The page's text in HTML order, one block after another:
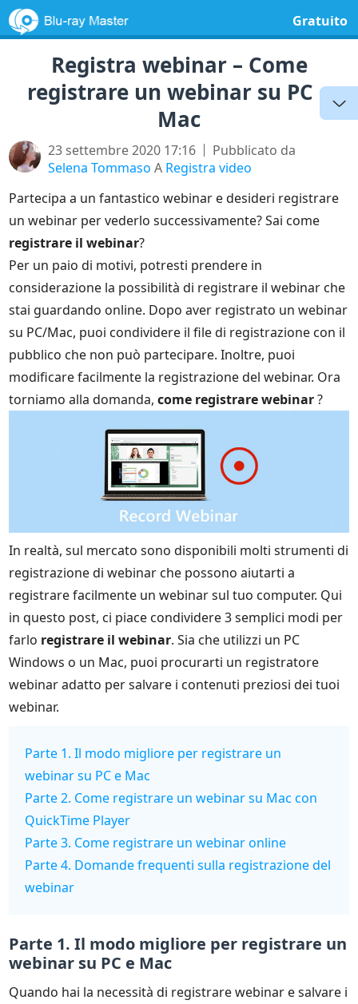
Gratuito
Registra webinar – Come
registrare un webinar su PC e
Mac
23 settembre 2020 17:16
Pubblicato da
Selena Tommaso A Registra video
Partecipa a un fantastico webinar e desideri registrare
un webinar per vederlo successivamente? Sai come
registrare il webinar?
Per un paio di motivi, potresti prendere in
considerazione la possibilità di registrare il webinar che
stai guardando online. Dopo aver registrato un webinar
su PC/Mac, puoi condividere il file di registrazione con il
pubblico che non può partecipare. Inoltre, puoi
modificare facilmente la registrazione del webinar. Ora
torniamo alla domanda,come registrare webinar?
In realtà, sul mercato sono disponibili molti strumenti di
registrazione di webinar che possono aiutarti a
registrare facilmente un webinar sul tuo computer. Qui
in questo post, ci piace condividere 3 semplici modi per
farlo registrare il webinar. Sia che utilizzi un PC
Windows o un Mac, puoi procurarti un registratore
webinar adatto per salvare i contenuti preziosi dei tuoi
webinar.
Parte 1. Il modo migliore per registrare un
webinar su PC e Mac
Parte 2. Come registrare un webinar su Mac con
QuickTime Player
Parte 3. Come registrare un webinar online
Parte 4. Domande frequenti sulla registrazione del
webinar
Parte 1. Il modo migliore per registrare un
webinar su PC e Mac
Quando hai la necessità di registrare webinar e salvare i